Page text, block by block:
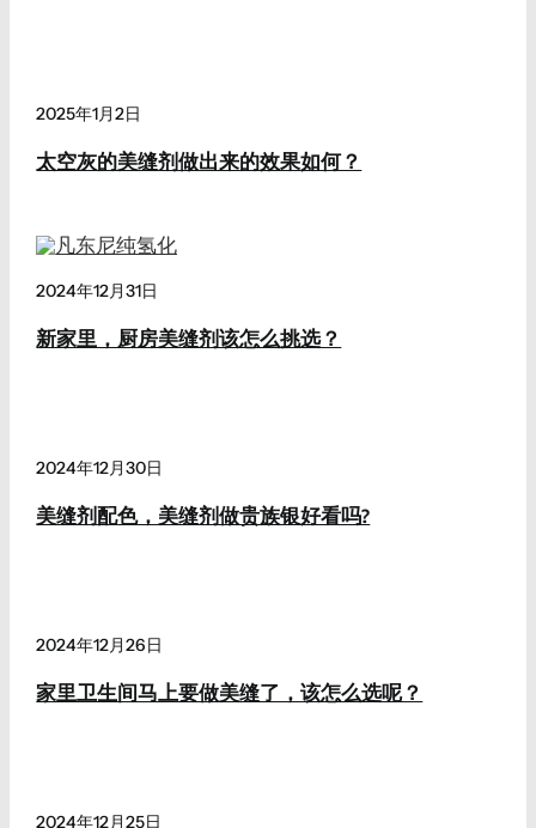
2025年1月2日
太空灰的美缝剂做出来的效果如何？
2024年12月31日
新家里，厨房美缝剂该怎么挑选？
2024年12月30日
美缝剂配色，美缝剂做贵族银好看吗?
2024年12月26日
家里卫生间马上要做美缝了，该怎么选呢？
2024年12月25日